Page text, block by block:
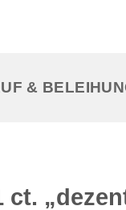
&
ct.